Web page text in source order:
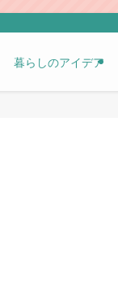
暮らしのアイデア